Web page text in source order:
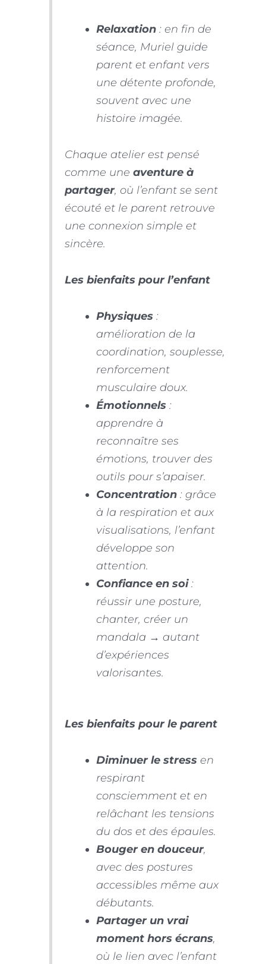
Relaxation: en fin de
séance, Muriel guide
parent et enfant vers
une détente profonde,
souvent avec une
histoire imagée.
Chaque atelier est pensé
comme une aventure à
partager, où l’enfant se sent
écouté et le parent retrouve
une connexion simple et
sincère.
Les bienfaits pour l’enfant
Physiques:
amélioration de la
coordination, souplesse,
renforcement
musculaire doux.
Émotionnels:
apprendre à
reconnaître ses
émotions, trouver des
outils pour s’apaiser.
Concentration: grâce
à la respiration et aux
visualisations, l’enfant
développe son
attention.
Confiance en soi:
réussir une posture,
chanter, créer un
mandala → autant
d’expériences
valorisantes.
Les bienfaits pour le parent
Diminuer le stressen
respirant
consciemment et en
relâchant les tensions
du dos et des épaules.
Bouger en douceur,
avec des postures
accessibles même aux
débutants.
Partager un vrai
moment hors écrans,
où le lien avec l’enfant